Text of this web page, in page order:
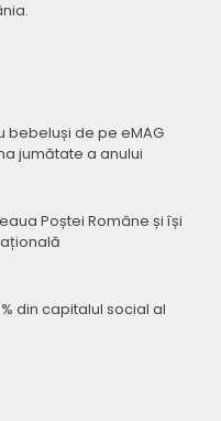
bebeluși de pe eMAG
jumătate a anului
Poștei Române și își
din capitalul social al